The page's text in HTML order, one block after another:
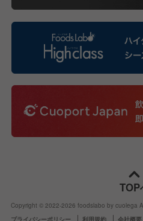
TOP
Copyright © 2022-2026 foodslabo by cuolega
プライバシーポリシー
利用規約 会社概要